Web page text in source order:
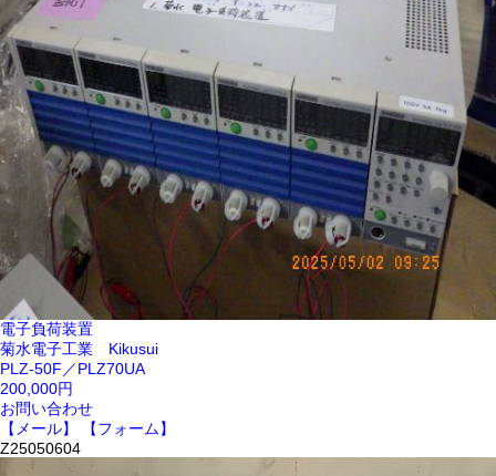
電子負荷装置
菊水電子工業 Kikusui
PLZ-50F／PLZ70UA
200,000円
お問い合わせ
【メール】
【フォーム】
Z25050604